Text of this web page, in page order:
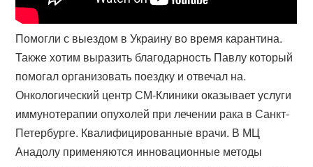
Помогли с выездом в Украину во время карантина.
Также хотим выразить благодарность Павлу который
помогал организовать поездку и отвечал на.
Онкологический центр СМ-Клиники оказывает услуги
иммунотерапии опухолей при лечении рака в Санкт-
Петербурге. Квалифицированные врачи​. В МЦ
Анадолу применяются инновационные методы